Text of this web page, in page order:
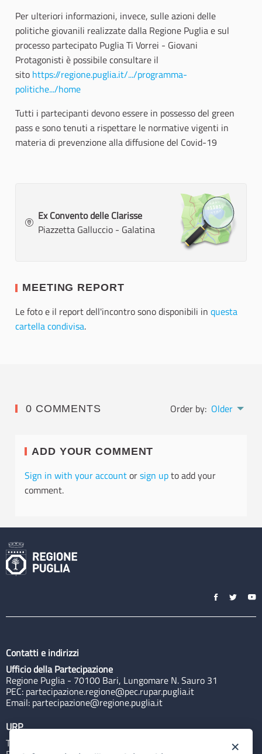
Per ulteriori informazioni, invece, sulle azioni delle
politiche giovanili realizzate dalla Regione Puglia e sul
processo partecipato Puglia Ti Vorrei - Giovani
Protagonisti è possibile consultare il
sito https://regione.puglia.it/.../programma-
politiche.../home
Tutti i partecipanti devono essere in possesso del green
pass e sono tenuti a rispettare le normative vigenti in
materia di prevenzione alla diffusione del Covid-19
Ex Convento delle Clarisse
Piazzetta Galluccio - Galatina
MEETING REPORT
Le foto e il report dell'incontro sono disponibili in questa
cartella condivisa.
0 COMMENTS Order by: Older
ADD YOUR COMMENT
Sign in with your accountorsign upto add your
comment.
Contatti e indirizzi
Ufficio della Partecipazione
Regione Puglia - 70100 Bari, Lungomare N. Sauro 31
PEC: partecipazione.regione@pec.rupar.puglia.it
Email: partecipazione@regione.puglia.it
URP
Tel: 800713939
×